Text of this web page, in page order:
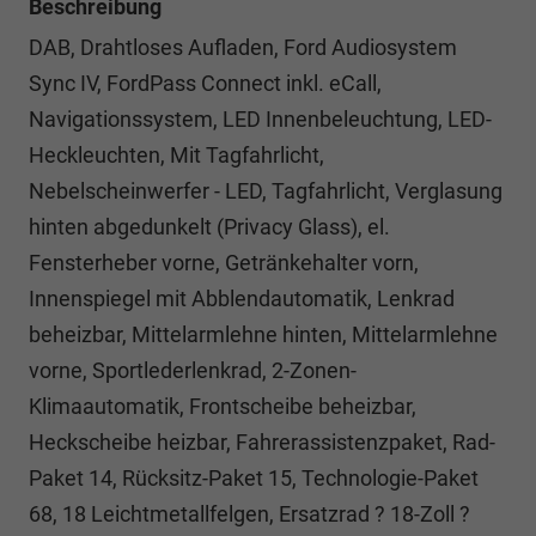
Beschreibung
DAB, Drahtloses Aufladen, Ford Audiosystem
Sync IV, FordPass Connect inkl. eCall,
Navigationssystem, LED Innenbeleuchtung, LED-
Heckleuchten, Mit Tagfahrlicht,
Nebelscheinwerfer - LED, Tagfahrlicht, Verglasung
hinten abgedunkelt (Privacy Glass), el.
Fensterheber vorne, Getränkehalter vorn,
Innenspiegel mit Abblendautomatik, Lenkrad
beheizbar, Mittelarmlehne hinten, Mittelarmlehne
vorne, Sportlederlenkrad, 2-Zonen-
Klimaautomatik, Frontscheibe beheizbar,
Heckscheibe heizbar, Fahrerassistenzpaket, Rad-
Paket 14, Rücksitz-Paket 15, Technologie-Paket
68, 18 Leichtmetallfelgen, Ersatzrad ? 18-Zoll ?